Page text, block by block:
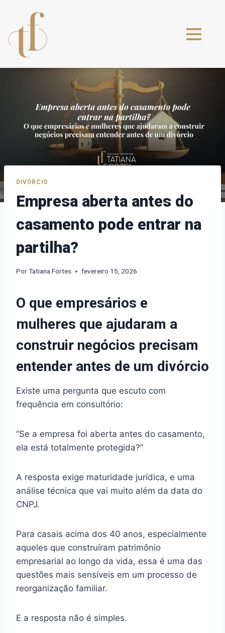
DIVÓRCIO
Empresa aberta antes do
casamento pode entrar na
partilha?
PorTatiana Fortes fevereiro 15, 2026
O que empresários e
mulheres que ajudaram a
construir negócios precisam
entender antes de um divórcio
Existe uma pergunta que escuto com
frequência em consultório:
“Se a empresa foi aberta antes do casamento,
ela está totalmente protegida?”
A resposta exige maturidade jurídica, e uma
análise técnica que vai muito além da data do
CNPJ.
Para casais acima dos 40 anos, especialmente
aqueles que construíram patrimônio
empresarial ao longo da vida, essa é uma das
questões mais sensíveis em um processo de
reorganização familiar.
E a resposta não é simples.